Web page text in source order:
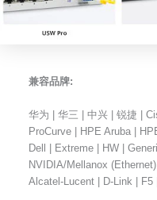
兼容品牌:
华为 | 华三 | 中兴 | 锐捷 |
ProCurve | HPE Aruba |
Dell | Extreme | HW |
NVIDIA/Mellanox
Alcatel-Lucent | D-Link |